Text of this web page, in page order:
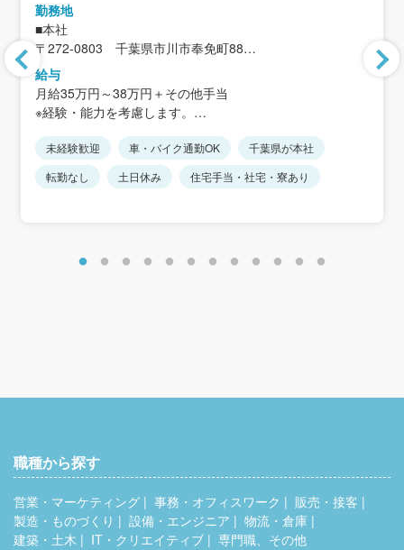
勤務地
■本社
〒272-0803 千葉県市川市奉免町88
＜アクセス＞
JR武蔵野線「市川大野駅」から徒歩20分
※駅から距離があるため、車通勤が便利です
※転勤なし
※車通勤可、駐車場完備
給与
月給35万円～38万円＋その他手当
※経験・能力を考慮します。
※その他手当：禁煙手当5,000円、家族手当、携帯電話手当
15,000円など
年収550万円／40歳
未経験歓迎 車・バイク通勤OK
千葉県が本社
転勤なし
土日休み 住宅手当・社宅・寮あり
職種から探す
営業・マーケティング 事務・オフィスワーク
販売・接客
製造・ものづくり
設備・エンジニア
物流・倉庫
建築・土木
IT・クリエイティブ 専門職、その他